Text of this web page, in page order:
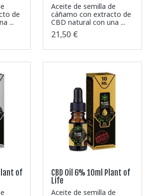
de
...
Aceite de semilla de
cáñamo con extracto de
CBD natural con una ...
21,50 €
of
CBD Oil 6% 10ml Plant of
Life
Aceite de semilla de